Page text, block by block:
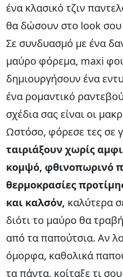
ένα κλασικό τζιν
θα δώσουν στο look σου
Σε συνδυασμό με ένα
μαύρο φόρεμα, maxi
δημιουργήσουν ένα
ένα ρομαντικό
σχέδια σας είναι οι
Ωστόσο, φόρεσε τες σε
ταιριάξουν χωρίς
κομψό, φθινοπωρινό
θερμοκρασίες
και καλσόν, καλύτερα
διότι το μαύρο θα
από τα παπούτσια. Αν
όμορφα, καθολικά
τα πάντα, κοίταξε τι